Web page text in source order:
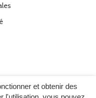
et obtenir des